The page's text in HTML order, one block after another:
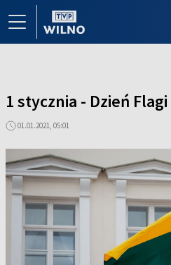
1 stycznia - Dzień
01.01.2021, 05:01